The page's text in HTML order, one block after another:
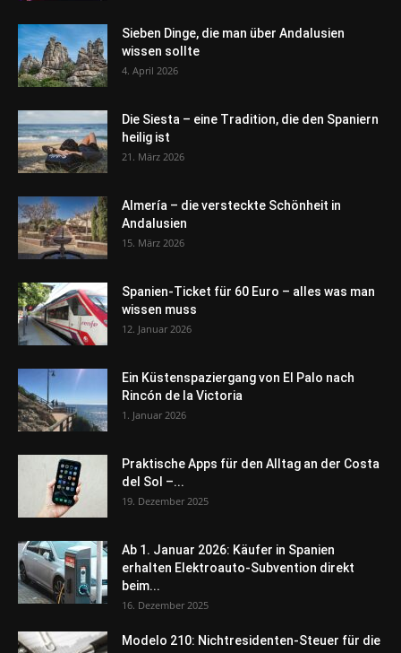
Sieben Dinge, die man über Andalusien
wissen sollte
4. April 2026
Die Siesta – eine Tradition, die den Spaniern
heilig ist
21. März 2026
Almería – die versteckte Schönheit in
Andalusien
15. März 2026
Spanien-Ticket für 60 Euro – alles was man
wissen muss
12. Januar 2026
Ein Küstenspaziergang von El Palo nach
Rincón de la Victoria
1. Januar 2026
Praktische Apps für den Alltag an der Costa
del Sol –...
19. Dezember 2025
Ab 1. Januar 2026: Käufer in Spanien
erhalten Elektroauto-Subvention direkt
beim...
16. Dezember 2025
Modelo 210: Nichtresidenten-Steuer für die